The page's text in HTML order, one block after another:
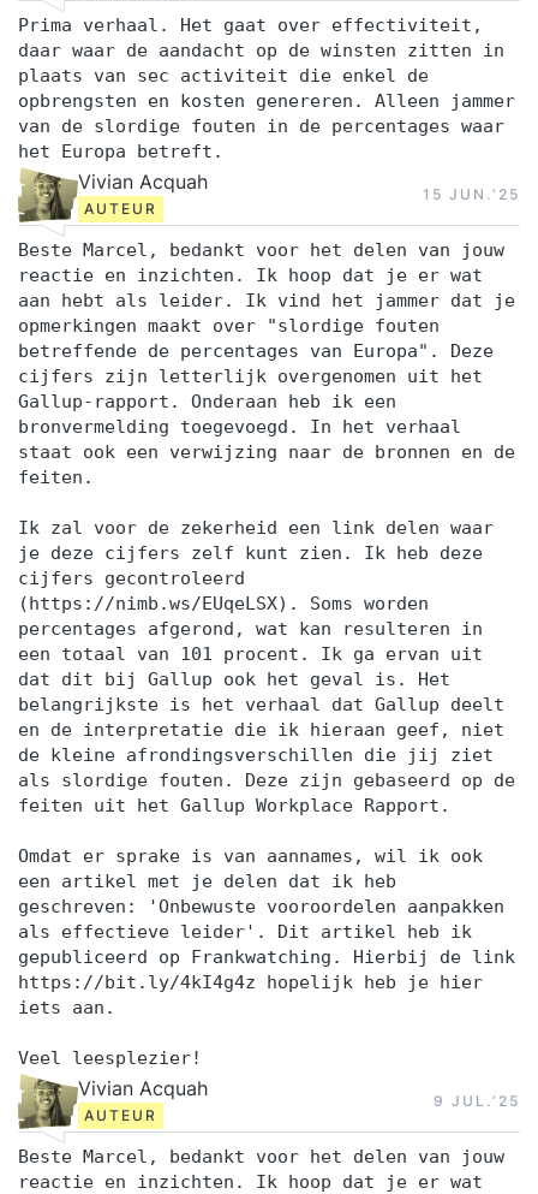
Prima verhaal. Het gaat over effectiviteit,
daar waar de aandacht op de winsten zitten in
plaats van sec activiteit die enkel de
opbrengsten en kosten genereren. Alleen jammer
van de slordige fouten in de percentages waar
het Europa betreft.
Vivian Acquah
AUTEUR
15 JUN.‘25
Beste Marcel, bedankt voor het delen van jouw
reactie en inzichten. Ik hoop dat je er wat
aan hebt als leider. Ik vind het jammer dat je
opmerkingen maakt over "slordige fouten
betreffende de percentages van Europa". Deze
cijfers zijn letterlijk overgenomen uit het
Gallup-rapport. Onderaan heb ik een
bronvermelding toegevoegd. In het verhaal
staat ook een verwijzing naar de bronnen en de
feiten.
Ik zal voor de zekerheid een link delen waar
je deze cijfers zelf kunt zien. Ik heb deze
cijfers gecontroleerd
(https://nimb.ws/EUqeLSX). Soms worden
percentages afgerond, wat kan resulteren in
een totaal van 101 procent. Ik ga ervan uit
dat dit bij Gallup ook het geval is. Het
belangrijkste is het verhaal dat Gallup deelt
en de interpretatie die ik hieraan geef, niet
de kleine afrondingsverschillen die jij ziet
als slordige fouten. Deze zijn gebaseerd op de
feiten uit het Gallup Workplace Rapport.
Omdat er sprake is van aannames, wil ik ook
een artikel met je delen dat ik heb
geschreven: 'Onbewuste vooroordelen aanpakken
als effectieve leider'. Dit artikel heb ik
gepubliceerd op Frankwatching. Hierbij de link
https://bit.ly/4kI4g4z hopelijk heb je hier
iets aan.
Veel leesplezier!
Vivian Acquah
AUTEUR
9 JUL.‘25
Beste Marcel, bedankt voor het delen van jouw
reactie en inzichten. Ik hoop dat je er wat